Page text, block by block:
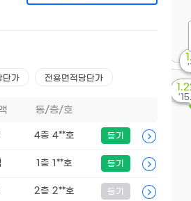
단가 전용면적당단가
동/층/호
4층 4**호 등기
1층 1**호 등기
2층 2**호 등기